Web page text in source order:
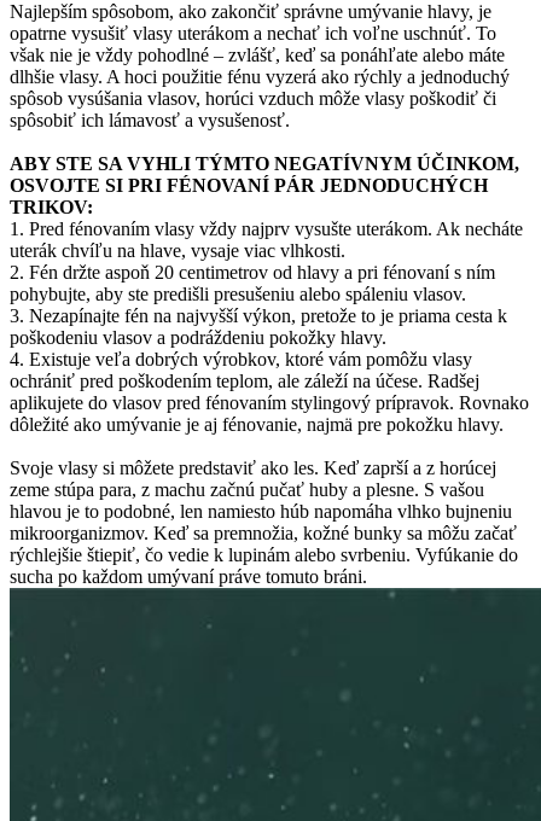
Najlepším spôsobom, ako zakončiť správne umývanie hlavy, je
opatrne vysušiť vlasy uterákom a nechať ich voľne uschnúť. To
však nie je vždy pohodlné – zvlášť, keď sa ponáhľate alebo máte
dlhšie vlasy. A hoci použitie fénu vyzerá ako rýchly a jednoduchý
spôsob vysúšania vlasov, horúci vzduch môže vlasy poškodiť či
spôsobiť ich lámavosť a vysušenosť.
ABY STE SA VYHLI TÝMTO NEGATÍVNYM ÚČINKOM,
OSVOJTE SI PRI FÉNOVANÍ PÁR JEDNODUCHÝCH
TRIKOV:
1. Pred fénovaním vlasy vždy najprv vysušte uterákom. Ak necháte
uterák chvíľu na hlave, vysaje viac vlhkosti.
2. Fén držte aspoň 20 centimetrov od hlavy a pri fénovaní s ním
pohybujte, aby ste predišli presušeniu alebo spáleniu vlasov.
3. Nezapínajte fén na najvyšší výkon, pretože to je priama cesta k
poškodeniu vlasov a podráždeniu pokožky hlavy.
4. Existuje veľa dobrých výrobkov, ktoré vám pomôžu vlasy
ochrániť pred poškodením teplom, ale záleží na účese. Radšej
aplikujete do vlasov pred fénovaním stylingový prípravok. Rovnako
dôležité ako umývanie je aj fénovanie, najmä pre pokožku hlavy.
Svoje vlasy si môžete predstaviť ako les. Keď zaprší a z horúcej
zeme stúpa para, z machu začnú pučať huby a plesne. S vašou
hlavou je to podobné, len namiesto húb napomáha vlhko bujneniu
mikroorganizmov. Keď sa premnožia, kožné bunky sa môžu začať
rýchlejšie štiepiť, čo vedie k lupinám alebo svrbeniu. Vyfúkanie do
sucha po každom umývaní práve tomuto bráni.